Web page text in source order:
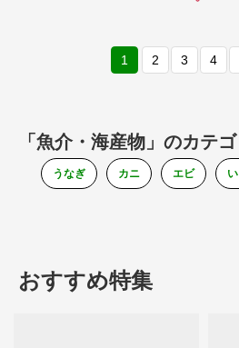
1 2 3 4
「魚介・海産物」のカテ
うなぎ カニ エビ
おすすめ特集